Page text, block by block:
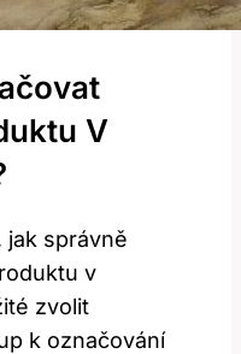
V
jak správně
v
zvolit
k označování